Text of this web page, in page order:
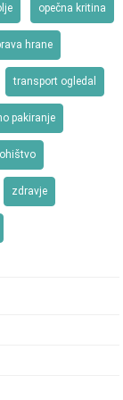
opečna kritina
hrane
transport ogledal
pakiranje
zdravje